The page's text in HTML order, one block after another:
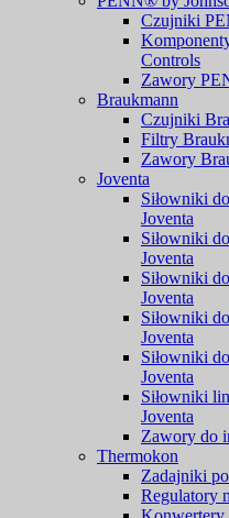
Czujniki
Controls
Zawory
Braukmann
Czujniki
Filtry
Zawory
Joventa
Siłowniki
Joventa
Siłowniki
Joventa
Siłowniki
Joventa
Siłowniki
Joventa
Siłowniki
Joventa
Siłowniki
Joventa
Zawory do
Thermokon
Zadajniki
Regulatory